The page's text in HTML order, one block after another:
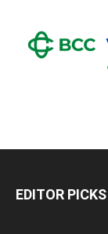
EDITOR PICKS